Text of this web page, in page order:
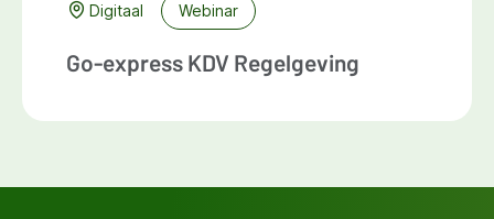
Digitaal Webinar
Go-express KDV Regelgeving